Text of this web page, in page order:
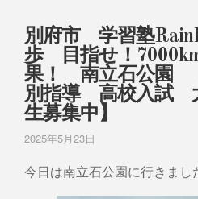
別府市 学習塾
歩 目指せ！
果！ 南立石公園
別指導 高校入試
生募集中】
2025年5月23日
今日は南立石公園に行きまし